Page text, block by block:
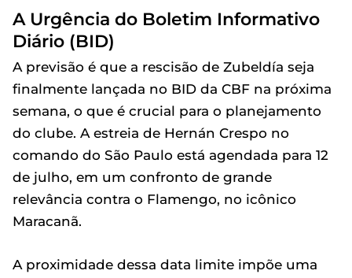
A Urgência do Boletim Informativo
Diário (BID)
A previsão é que a rescisão de Zubeldía seja
finalmente lançada no BID da CBF na próxima
semana, o que é crucial para o planejamento
do clube. A estreia de Hernán Crespo no
comando do São Paulo está agendada para 12
de julho, em um confronto de grande
relevância contra o Flamengo, no icônico
Maracanã.
A proximidade dessa data limite impõe uma